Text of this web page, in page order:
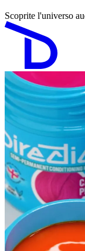
Scoprite l'universo